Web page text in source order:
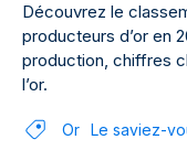
Découvrez le
producteurs d’or en
production, chiffres
l’or.
Or Le saviez-